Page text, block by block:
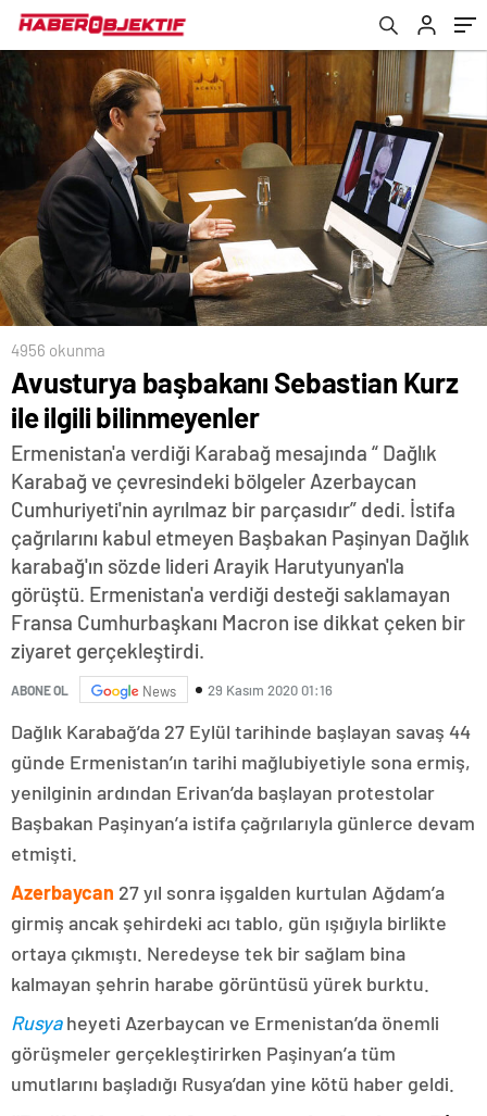
4956 okunma
Avusturya başbakanı Sebastian Kurz
ile ilgili bilinmeyenler
Ermenistan'a verdiği Karabağ mesajında “ Dağlık
Karabağ ve çevresindeki bölgeler Azerbaycan
Cumhuriyeti'nin ayrılmaz bir parçasıdır” dedi. İstifa
çağrılarını kabul etmeyen Başbakan Paşinyan Dağlık
karabağ'ın sözde lideri Arayik Harutyunyan'la
görüştü. Ermenistan'a verdiği desteği saklamayan
Fransa Cumhurbaşkanı Macron ise dikkat çeken bir
ziyaret gerçekleştirdi.
ABONE OL News 29 Kasım 2020 01:16
Dağlık Karabağ’da 27 Eylül tarihinde başlayan savaş 44
günde Ermenistan’ın tarihi mağlubiyetiyle sona ermiş,
yenilginin ardından Erivan’da başlayan protestolar
Başbakan Paşinyan’a istifa çağrılarıyla günlerce devam
etmişti.
Azerbaycan 27 yıl sonra işgalden kurtulan Ağdam’a
girmiş ancak şehirdeki acı tablo, gün ışığıyla birlikte
ortaya çıkmıştı. Neredeyse tek bir sağlam bina
kalmayan şehrin harabe görüntüsü yürek burktu.
Rusyaheyeti Azerbaycan ve Ermenistan’da önemli
görüşmeler gerçekleştirirken Paşinyan’a tüm
umutlarını başladığı Rusya’dan yine kötü haber geldi.